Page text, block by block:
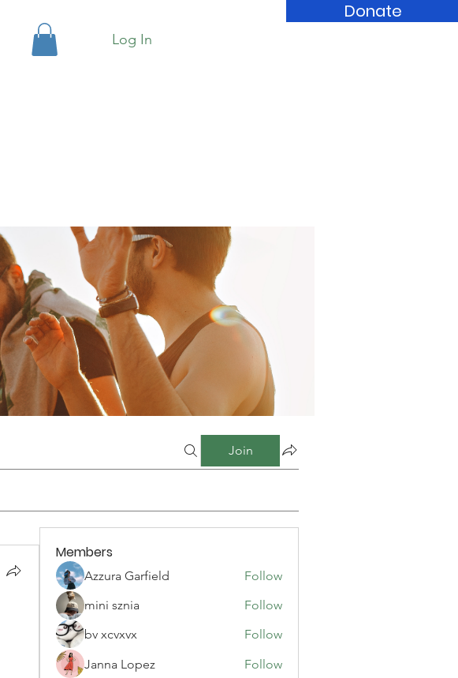
Donate
Log In
Join
Members
Azzura Garfield
Follow
mini sznia
Follow
bv xcvxvx
Follow
Janna Lopez
Follow